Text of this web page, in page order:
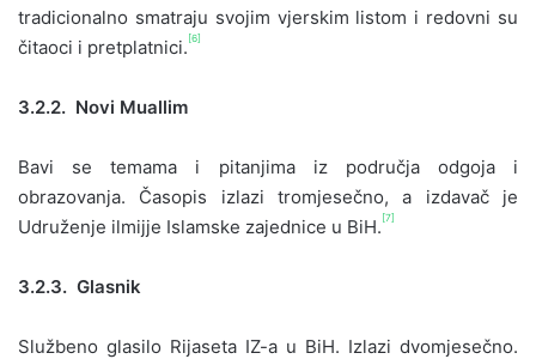
tradicionalno smatraju svojim vjerskim listom i redovni su
čitaoci i pretplatnici. [6]
3.2.2. Novi Muallim
Bavi se temama i pitanjima iz područja odgoja i
obrazovanja. Časopis izlazi tromjesečno, a izdavač je
Udruženje ilmijje Islamske zajednice u BiH. [7]
3.2.3. Glasnik
Službeno glasilo Rijaseta IZ-a u BiH. Izlazi dvomjesečno.